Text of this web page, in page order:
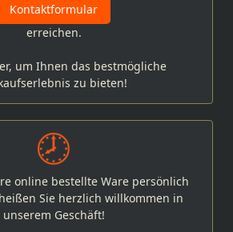
Kontaktformular
erreichen.
um Ihnen das bestmögliche
zu bieten!
online bestellte Ware persönlich
Sie herzlich willkommen in
unserem Geschäft!